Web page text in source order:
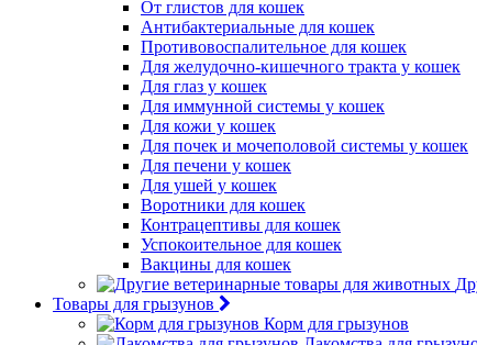
От глистов для кошек
Антибактериальные для кошек
Противовоспалительное для кошек
Для желудочно-кишечного тракта у кошек
Для глаз у кошек
Для иммунной системы у кошек
Для кожи у кошек
Для почек и мочеполовой системы у кошек
Для печени у кошек
Для ушей у кошек
Воротники для кошек
Контрацептивы для кошек
Успокоительное для кошек
Вакцины для кошек
Товары для грызунов
Корм для грызунов